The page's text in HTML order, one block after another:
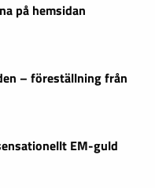
på hemsidan
– föreställning från
EM-guld